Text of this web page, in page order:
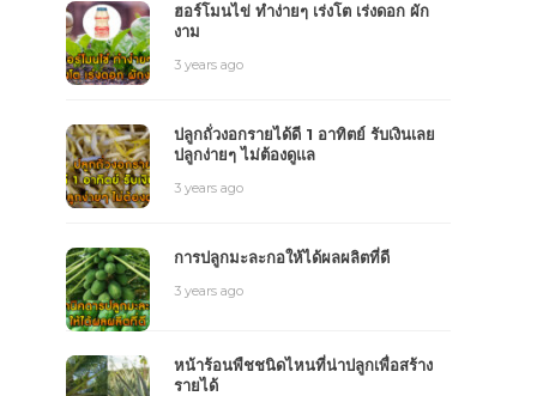
ฮอร์โมนไข่ ทำง่ายๆ เร่งโต เร่งดอก ผัก
งาม
3 years ago
ปลูกถั่วงอกรายได้ดี 1 อาทิตย์ รับเงินเลย
ปลูกง่ายๆ ไม่ต้องดูแล
3 years ago
การปลูกมะละกอให้ได้ผลผลิตที่ดี
3 years ago
หน้าร้อนพืชชนิดไหนที่น่าปลูกเพื่อสร้าง
รายได้